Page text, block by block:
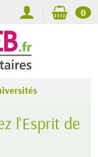
0
l'Esprit de